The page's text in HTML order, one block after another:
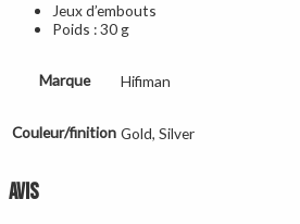
Jeux d’embouts
Poids : 30 g
Marque Hifiman
Couleur/finition Gold, Silver
Avis